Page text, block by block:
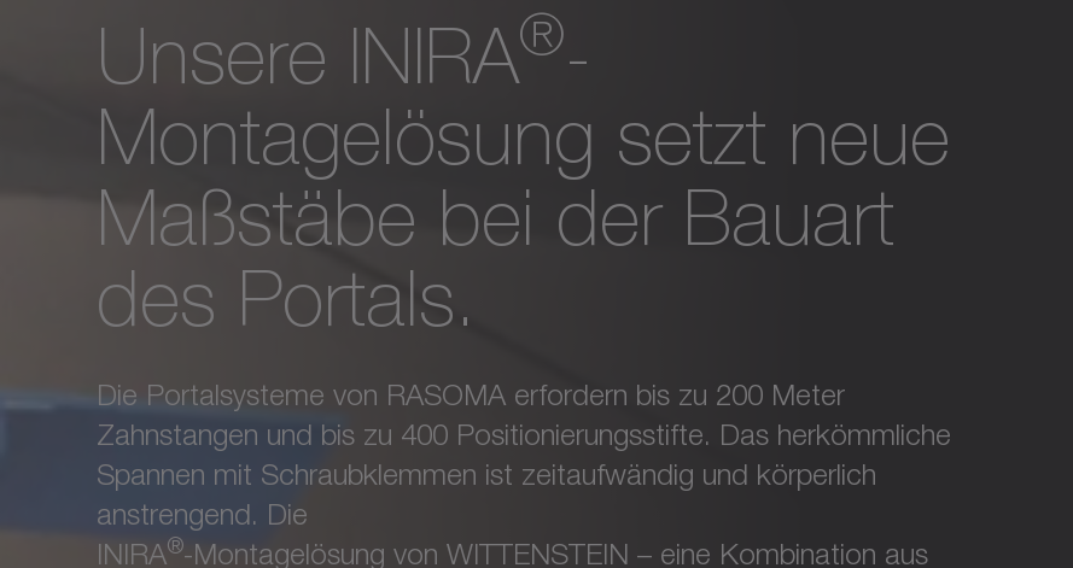
Unsere INIRA®-
Montagelösung setzt neue
Maßstäbe bei der Bauart
des Portals.
Die Portalsysteme von RASOMA erfordern bis zu 200 Meter
Zahnstangen und bis zu 400 Positionierungsstifte. Das herkömmliche
Spannen mit Schraubklemmen ist zeitaufwändig und körperlich
anstrengend. Die
INIRA®-Montagelösung von WITTENSTEIN – eine Kombination aus